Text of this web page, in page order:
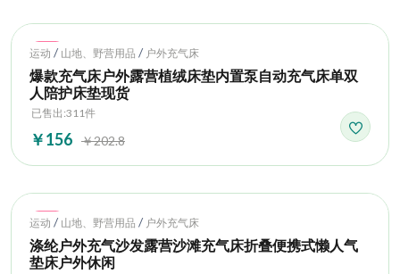
Hot
运动 / 山地、野营用品 / 户外充气床
爆款充气床户外露营植绒床垫内置泵自动充气床单双
人陪护床垫现货
已售出:311件
￥156 ￥202.8
Hot
运动 / 山地、野营用品 / 户外充气床
涤纶户外充气沙发露营沙滩充气床折叠便携式懒人气
垫床户外休闲